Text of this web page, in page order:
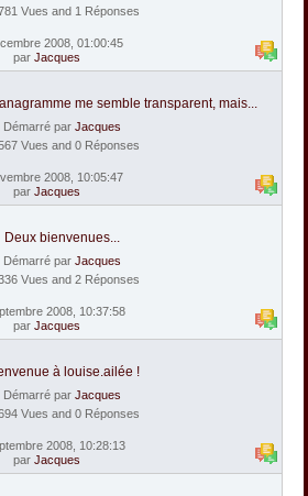
Vues and 1 Réponses
2008, 01:00:45
par Jacques
me semble transparent, mais...
Démarré par Jacques
Vues and 0 Réponses
2008, 10:05:47
par Jacques
Deux bienvenues...
Démarré par Jacques
Vues and 2 Réponses
2008, 10:37:58
par Jacques
à louise.ailée !
Démarré par Jacques
Vues and 0 Réponses
2008, 10:28:13
par Jacques